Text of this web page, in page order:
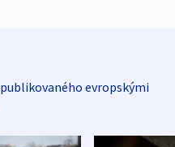
evropskými